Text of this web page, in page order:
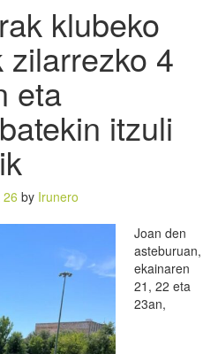
klubeko
4
eta
itzuli
by Irunero
Joan den
asteburuan,
ekainaren
21, 22 eta
23an,